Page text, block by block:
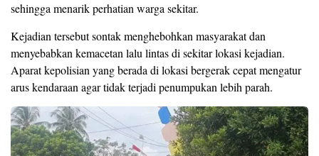
sehingga menarik perhatian warga sekitar.
Kejadian tersebut sontak menghebohkan masyarakat dan
menyebabkan kemacetan lalu lintas di sekitar lokasi kejadian.
Aparat kepolisian yang berada di lokasi bergerak cepat mengatur
arus kendaraan agar tidak terjadi penumpukan lebih parah.